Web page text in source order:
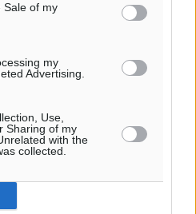
Sale of my
my
Advertising.
Use,
Sharing of my
with the
collected.